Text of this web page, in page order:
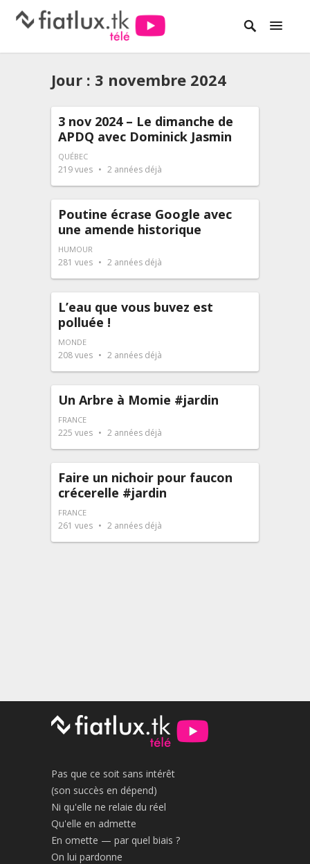
Jour : 3 novembre 2024
3 nov 2024 – Le dimanche de
APDQ avec Dominick Jasmin
QUÉBEC
219vues 2 années déjà
Poutine écrase Google avec
une amende historique
HUMOUR
281 vues 2 années déjà
L’eau que vous buvez est
polluée !
MONDE
208vues 2 années déjà
Un Arbre à Momie #jardin
FRANCE
225 vues 2 années déjà
Faire un nichoir pour faucon
crécerelle #jardin
FRANCE
261 vues 2 années déjà
Pas que ce soit sans intérêt
(son succès en dépend)
Ni qu'elle ne relaie du réel
Qu'elle en admette
En omette — par quel biais ?
On lui pardonne